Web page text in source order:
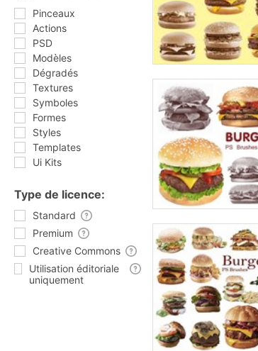
Pinceaux
Actions
PSD
Modèles
Dégradés
Textures
Symboles
Formes
Styles
Templates
Ui Kits
Type de licence:
Standard
Premium
Creative Commons
Utilisation éditoriale
uniquement